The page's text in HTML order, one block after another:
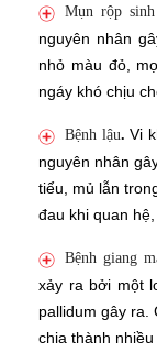
Mụn rộp
nguyên nhân
nhỏ màu đỏ,
ngáy khó chịu
Bệnh lậu.Vi
nguyên nhân
tiểu, mủ lẫn
đau khi quan
Bệnh giang
xảy ra bởi một
pallidum gây ra.
chia thành